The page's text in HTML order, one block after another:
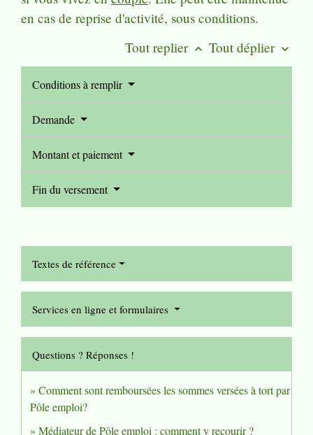
en cas de reprise d'activité, sous conditions.
Tout replier keyboard_arrow_up Tout déplier keyboard_arrow_down
Conditions à remplir
Demande
Montant et paiement
Fin du versement
Textes de référence
Services en ligne et formulaires
Questions ? Réponses !
Comment sont remboursées les sommes versées à tort par
Pôle emploi?
Médiateur de Pôle emploi : comment y recourir ?